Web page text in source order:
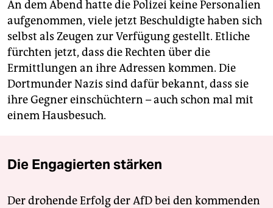
An dem Abend hatte die Polizei keine Personalien
aufgenommen, viele jetzt Beschuldigte haben sich
selbst als Zeugen zur Verfügung gestellt. Etliche
fürchten jetzt, dass die Rechten über die
Ermittlungen an ihre Adressen kommen. Die
Dortmunder Nazis sind dafür bekannt, dass sie
ihre Gegner einschüchtern – auch schon mal mit
einem Hausbesuch.
Die Engagierten stärken
Der drohende Erfolg der AfD bei den kommenden